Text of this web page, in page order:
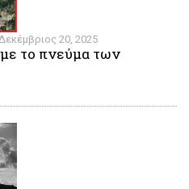
20, 2025
το πνεύμα των